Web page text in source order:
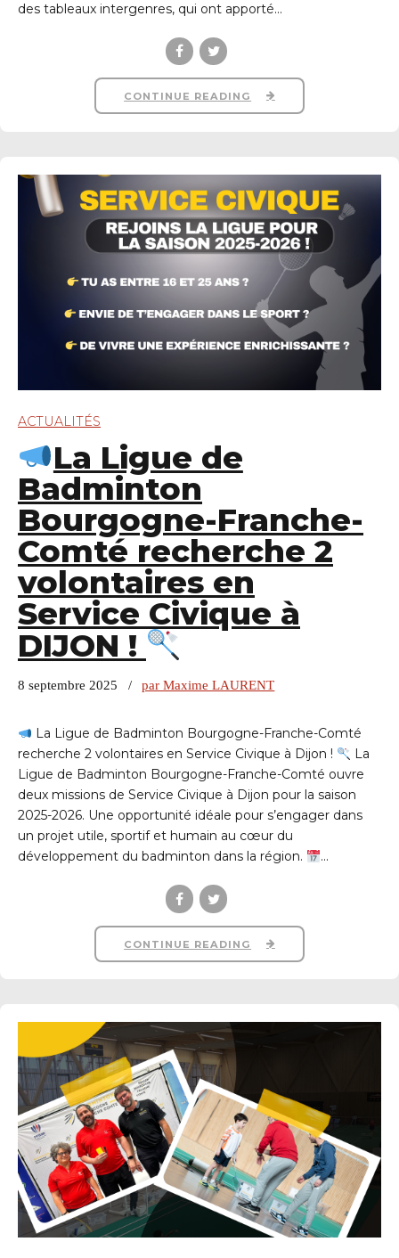
des tableaux intergenres, qui ont apporté...
CONTINUE READING
ACTUALITÉS
La Ligue de
Badminton
Bourgogne-Franche-
Comté recherche 2
volontaires en
Service Civique à
DIJON !
8 septembre 2025 par Maxime LAURENT
La Ligue de Badminton Bourgogne-Franche-Comté
recherche 2 volontaires en Service Civique à Dijon !
La
Ligue de Badminton Bourgogne-Franche-Comté ouvre
deux missions de Service Civique à Dijon pour la saison
2025-2026. Une opportunité idéale pour s’engager dans
un projet utile, sportif et humain au cœur du
développement du badminton dans la région.
...
CONTINUE READING